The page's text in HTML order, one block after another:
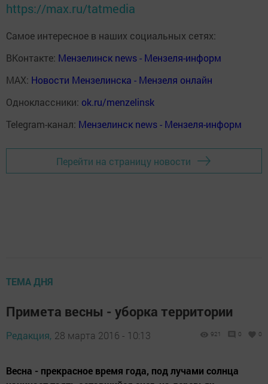
https://max.ru/tatmedia
Самое интересное в наших социальных сетях:
ВКонтакте: Мензелинск news - Мензеля-информ
MAX: Новости Мензелинска - Мензеля онлайн
Одноклассники: ok.ru/menzelinsk
Telegram-канал: Мензелинск news - Мензеля-информ
Перейти на страницу новости
ТЕМА ДНЯ
Примета весны - уборка территории
Редакция, 28 марта 2016 - 10:13 921 0 0
Весна - прекрасное время года, под лучами солнца